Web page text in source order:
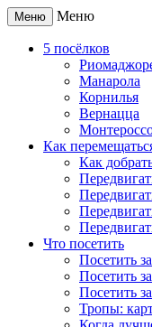
Меню Меню
5 посёлков
Манарола
Корнилья
Вернацца
Как
Как
Что посетить
Посетить
Посетить
Посетить
Тропы: